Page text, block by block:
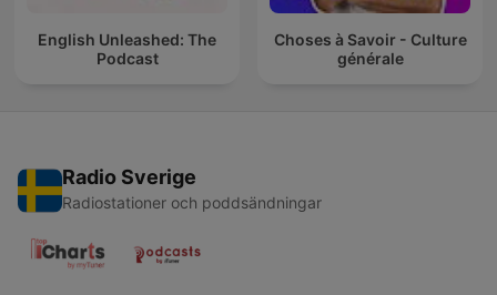
English Unleashed: The
Podcast
Choses à Savoir - Culture
générale
Radio Sverige
Radiostationer och poddsändningar